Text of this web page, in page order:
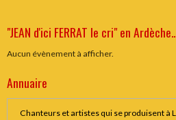
"JEAN d'ici FERRAT le cri" en
Aucun évènement à afficher.
Annuaire
Chanteurs et artistes qui se produisent à